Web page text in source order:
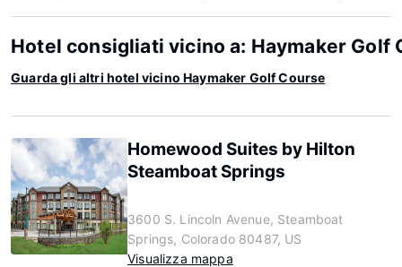
Hotel consigliati vicino a: Haymaker Golf
Guarda gli altri hotel vicino Haymaker Golf Course
Homewood Suites by Hilton
Steamboat Springs
3600 S. Lincoln Avenue, Steamboat
Springs, Colorado 80487, US
Visualizza mappa